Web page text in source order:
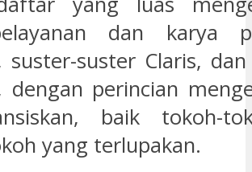
dan karya
suster-suster Claris,
dengan perincian
baik tokoh-
yang terlupakan.